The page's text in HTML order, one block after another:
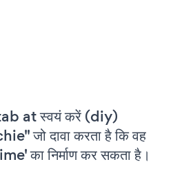
at स्वयं करें (diy)
जो दावा करता है कि वह
का निर्माण कर सकता है।